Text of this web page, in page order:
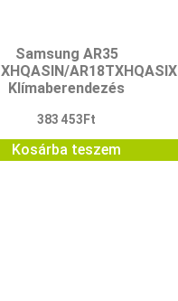
Samsung AR35
AR18TXHQASIX
Klímaberendezés
383 453 Ft
Kosárba teszem